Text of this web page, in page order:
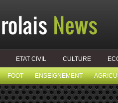
ETAT CIVIL CULTURE
FOOT ENSEIGNEMENT